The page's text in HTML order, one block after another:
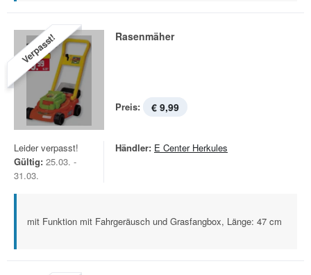
Verpasst! Rasenmäher
Preis: € 9,99
Leider verpasst!
Gültig: 25.03. -
31.03.
Händler: E Center Herkules
mit Funktion mit Fahrgeräusch und Grasfangbox, Länge: 47 cm